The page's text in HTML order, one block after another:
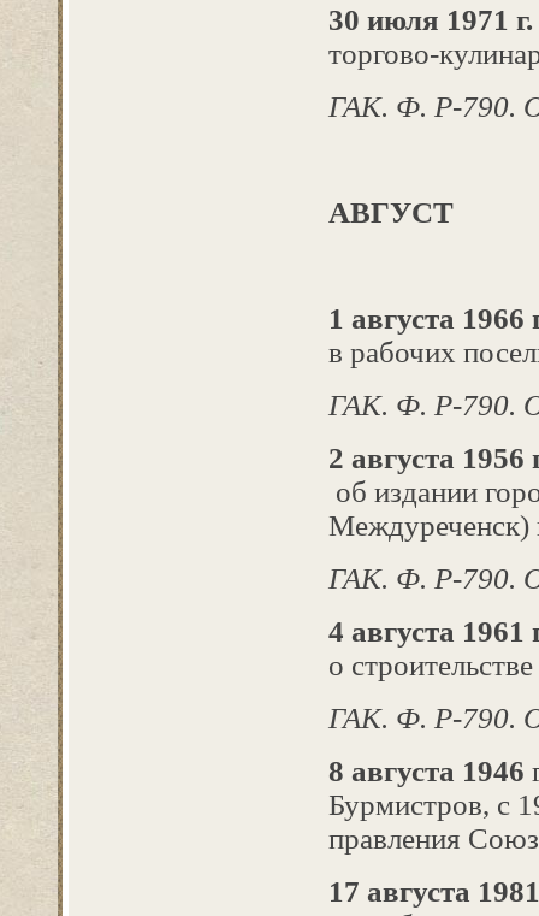
30 июля 1971 г.
торгово-
ГАК. Ф. Р-790.
АВГУСТ
1 августа 1966
в рабочих
ГАК. Ф. Р-790.
2 августа 1956
об издании
Междуреченск)
ГАК. Ф. Р-790.
4 августа 1961
о
ГАК. Ф. Р-790.
8 августа 1946
Бурмистров, с
правления
17 августа